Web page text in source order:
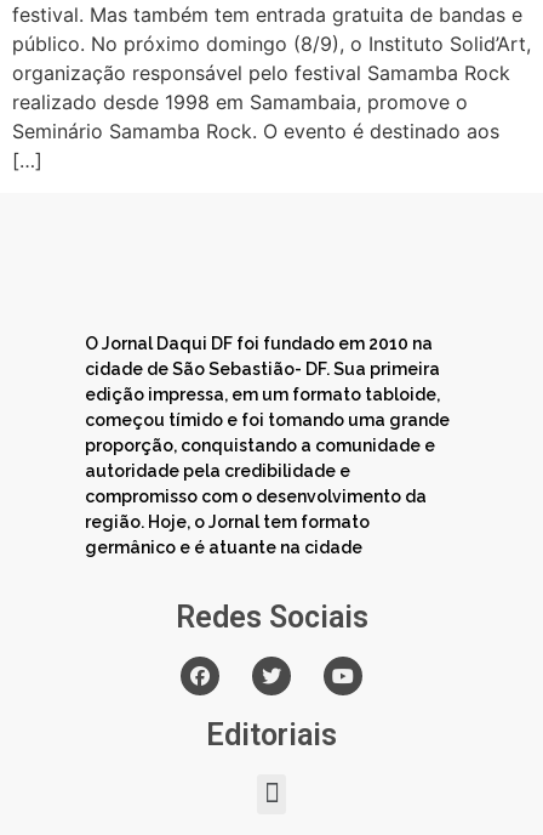
festival. Mas também tem entrada gratuita de bandas e
público. No próximo domingo (8/9), o Instituto Solid’Art,
organização responsável pelo festival Samamba Rock
realizado desde 1998 em Samambaia, promove o
Seminário Samamba Rock. O evento é destinado aos
[…]
O Jornal Daqui DF foi fundado em 2010 na
cidade de São Sebastião- DF. Sua primeira
edição impressa, em um formato tabloide,
começou tímido e foi tomando uma grande
proporção, conquistando a comunidade e
autoridade pela credibilidade e
compromisso com o desenvolvimento da
região. Hoje, o Jornal tem formato
germânico e é atuante na cidade
Redes Sociais
Editoriais